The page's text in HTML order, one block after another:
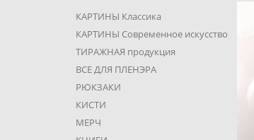
КАРТИНЫ Классика
КАРТИНЫ Современное искусство
ТИРАЖНАЯ продукция
ВСЕ ДЛЯ ПЛЕНЭРА
РЮКЗАКИ
КИСТИ
МЕРЧ